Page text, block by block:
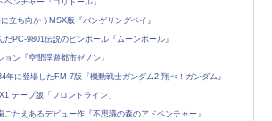
ンチャー『コリドール』
立ち向かうMSX版『バンゲリングベイ』
だPC-9801伝説のピンボール『ムーンボール』
ン『空間浮遊都市ゼノン』
年に登場したFM-7版『機動戦士ガンダム2 翔べ！ガンダム』
テープ版「フロントライン」
たえあるデビュー作『不思議の森のアドベンチャー』